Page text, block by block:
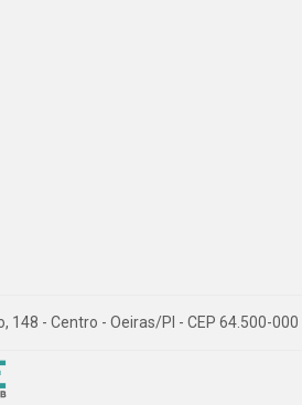
- Centro - Oeiras/PI - CEP 64.500-